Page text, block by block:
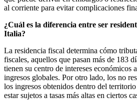
al corriente para evitar complicaciones
¿Cuál es la diferencia entre ser
Italia?
La residencia fiscal determina cómo
fiscales, aquellos que pasan más de 183
tienen su centro de intereses económicos
ingresos globales. Por otro lado, los no
los ingresos obtenidos dentro del
estar sujetos a tasas más altas en ciertos